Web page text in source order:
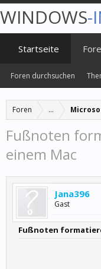
Foren ...
Fußnoten
einem Mac
Jana396
Gast
Fußnoten
WINDOWS-
Startseite
Foren durchsuchen